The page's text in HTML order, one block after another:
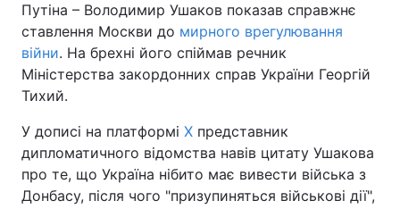
Путіна – Володимир Ушаков показав справжнє
ставлення Москви до мирного врегулювання
війни. На брехні його спіймав речник
Міністерства закордонних справ України Георгій
Тихий.
У дописі на платформі Х представник
дипломатичного відомства навів цитату Ушакова
про те, що Україна нібито має вивести війська з
Донбасу, після чого "призупиняться військові дії",